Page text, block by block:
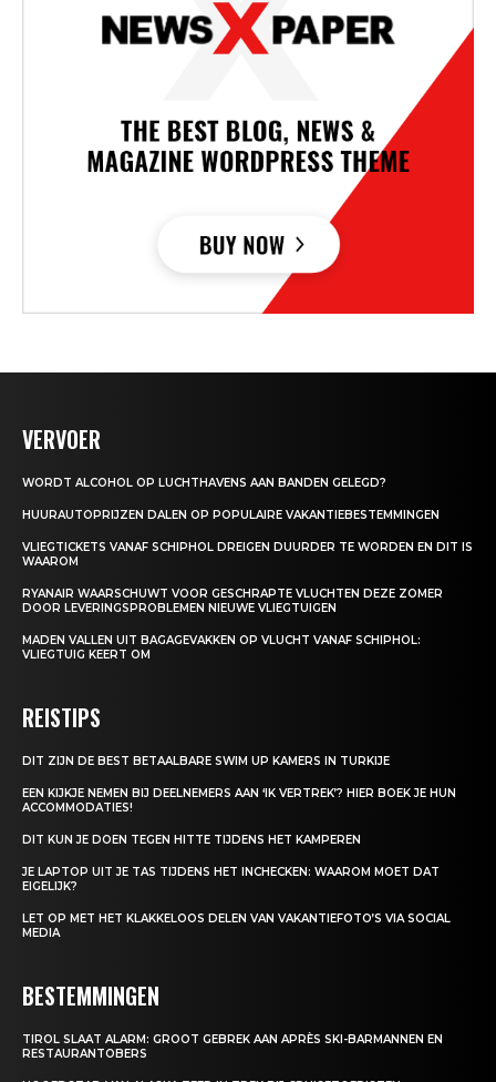
VERVOER
WORDT ALCOHOL OP LUCHTHAVENS AAN BANDEN GELEGD?
HUURAUTOPRIJZEN DALEN OP POPULAIRE VAKANTIEBESTEMMINGEN
VLIEGTICKETS VANAF SCHIPHOL DREIGEN DUURDER TE WORDEN EN DIT IS
WAAROM
RYANAIR WAARSCHUWT VOOR GESCHRAPTE VLUCHTEN DEZE ZOMER
DOOR LEVERINGSPROBLEMEN NIEUWE VLIEGTUIGEN
MADEN VALLEN UIT BAGAGEVAKKEN OP VLUCHT VANAF SCHIPHOL:
VLIEGTUIG KEERT OM
REISTIPS
DIT ZIJN DE BEST BETAALBARE SWIM UP KAMERS IN TURKIJE
EEN KIJKJE NEMEN BIJ DEELNEMERS AAN ‘IK VERTREK’? HIER BOEK JE HUN
ACCOMMODATIES!
DIT KUN JE DOEN TEGEN HITTE TIJDENS HET KAMPEREN
JE LAPTOP UIT JE TAS TIJDENS HET INCHECKEN: WAAROM MOET DAT
EIGELIJK?
LET OP MET HET KLAKKELOOS DELEN VAN VAKANTIEFOTO’S VIA SOCIAL
MEDIA
BESTEMMINGEN
TIROL SLAAT ALARM: GROOT GEBREK AAN APRÈS SKI-BARMANNEN EN
RESTAURANTOBERS